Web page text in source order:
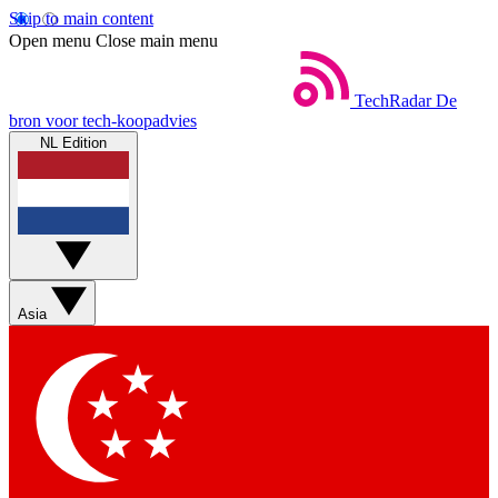
Skip to main content
Open menu Close main menu
TechRadar De
bron voor tech-koopadvies
NL Edition
Asia